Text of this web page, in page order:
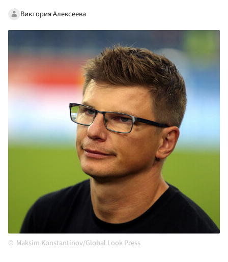
Виктория Алексеева
Maksim Konstantinov/Global Look Press